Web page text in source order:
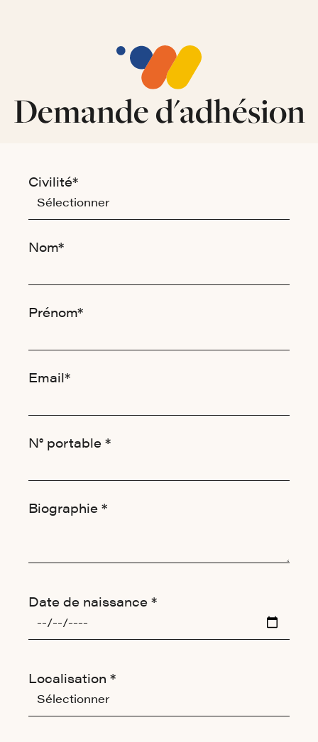
Demande d'adhésion
Votre profil
Civilité*
Nom*
Prénom*
Email*
N° portable *
Biographie *
Date de naissance *
Localisation *